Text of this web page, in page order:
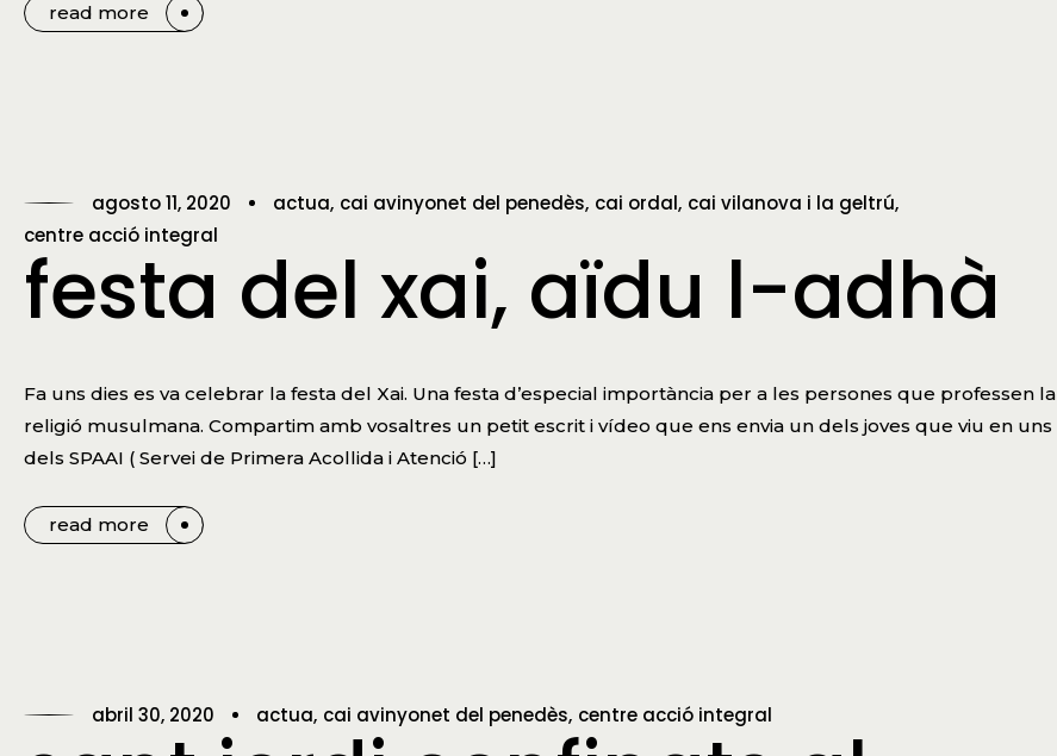
read more
agosto 11, 2020 actua cai avinyonet del penedès cai ordal cai vilanova i la geltrú
centre acció integral
festa del xai, aïdu l-adhà
Fa uns dies es va celebrar la festa del Xai. Una festa d’especial importància per a les persones que professen la
religió musulmana. Compartim amb vosaltres un petit escrit i vídeo que ens envia un dels joves que viu en uns
dels SPAAI ( Servei de Primera Acollida i Atenció […]
read more
abril 30, 2020 actua cai avinyonet del penedès centre acció integral